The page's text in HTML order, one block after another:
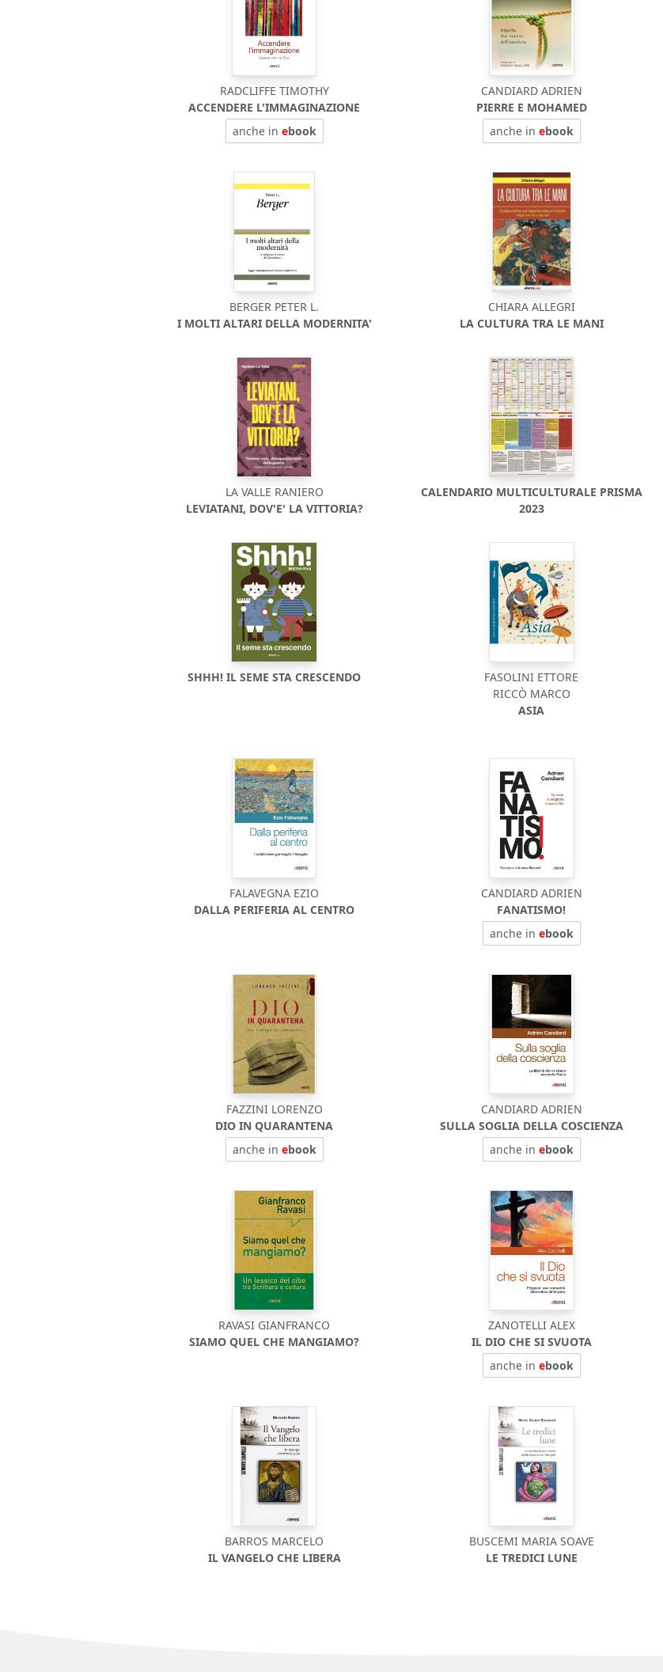
RADCLIFFE TIMOTHY
ACCENDERE L'IMMAGINAZIONE
anche in ebook
CANDIARD ADRIEN
PIERRE E MOHAMED
anche in ebook
BERGER PETER L.
I MOLTI ALTARI DELLA MODERNITA'
CHIARA ALLEGRI
LA CULTURA TRA LE MANI
LA VALLE RANIERO
LEVIATANI, DOV'E' LA VITTORIA?
CALENDARIO MULTICULTURALE PRISMA
2023
SHHH! IL SEME STA CRESCENDO
FASOLINI ETTORE
RICCÒ MARCO
ASIA
FALAVEGNA EZIO
DALLA PERIFERIA AL CENTRO
CANDIARD ADRIEN
FANATISMO!
anche in ebook
FAZZINI LORENZO
DIO IN QUARANTENA
anche in ebook
CANDIARD ADRIEN
SULLA SOGLIA DELLA COSCIENZA
anche in ebook
RAVASI GIANFRANCO
SIAMO QUEL CHE MANGIAMO?
ZANOTELLI ALEX
IL DIO CHE SI SVUOTA
anche in ebook
BARROS MARCELO
IL VANGELO CHE LIBERA
BUSCEMI MARIA SOAVE
LE TREDICI LUNE